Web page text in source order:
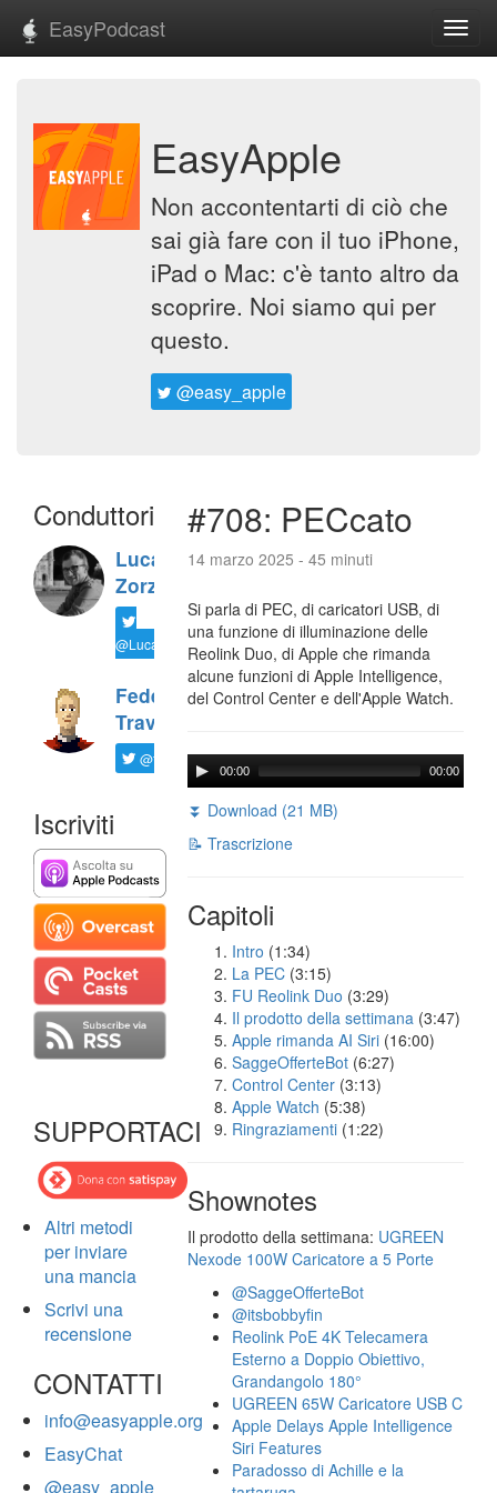
EasyPodcast
EasyApple
Non accontentarti di ciò che
sai già fare con il tuo iPhone,
iPad o Mac: c'è tanto altro da
scoprire. Noi siamo qui per
questo.
@easy_apple
Conduttori
Luca
Zorzi
@LucaTNT
Federico
Travaini
@ftrava
Iscriviti
SUPPORTACI
Altri metodi
per inviare
una mancia
Scrivi una
recensione
CONTATTI
info@easyapple.org
EasyChat
@easy_apple
#708: PECcato
14 marzo 2025 - 45 minuti
Si parla di PEC, di caricatori USB, di
una funzione di illuminazione delle
Reolink Duo, di Apple che rimanda
alcune funzioni di Apple Intelligence,
del Control Center e dell'Apple Watch.
00:00 00:00
⏬ Download (21 MB)
📝 Trascrizione
Capitoli
Intro (1:34)
La PEC (3:15)
FU Reolink Duo (3:29)
Il prodotto della settimana (3:47)
Apple rimanda AI Siri (16:00)
SaggeOfferteBot (6:27)
Control Center (3:13)
Apple Watch (5:38)
Ringraziamenti (1:22)
Shownotes
Il prodotto della settimana: UGREEN
Nexode 100W Caricatore a 5 Porte
@SaggeOfferteBot
@itsbobbyfin
Reolink PoE 4K Telecamera
Esterno a Doppio Obiettivo,
Grandangolo 180°
UGREEN 65W Caricatore USB C
Apple Delays Apple Intelligence
Siri Features
Paradosso di Achille e la